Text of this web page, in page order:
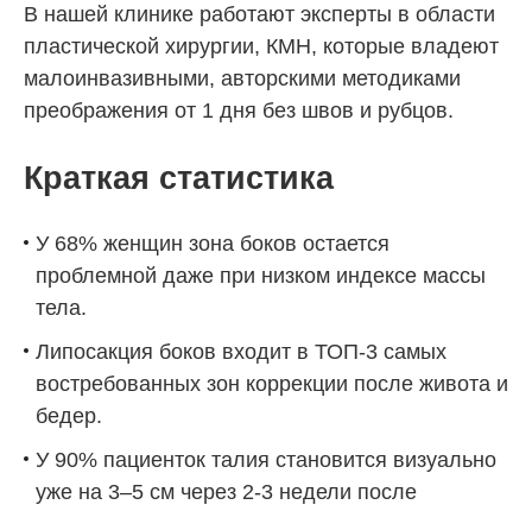
В нашей клинике работают эксперты в области
пластической хирургии, КМН, которые владеют
малоинвазивными, авторскими методиками
преображения от 1 дня без швов и рубцов.
Краткая статистика
У 68% женщин зона боков остается
проблемной даже при низком индексе массы
тела.
Липосакция боков входит в ТОП-3 самых
востребованных зон коррекции после живота и
бедер.
У 90% пациенток талия становится визуально
уже на 3–5 см через 2-3 недели после